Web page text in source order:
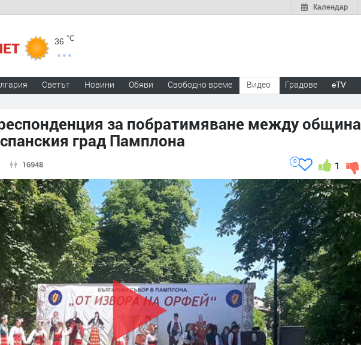
Календар
36 °C
Светът Новини Обяви Свободно време Видео Градове eTV
за побратимяване между община
град Памплона
16948 1
0